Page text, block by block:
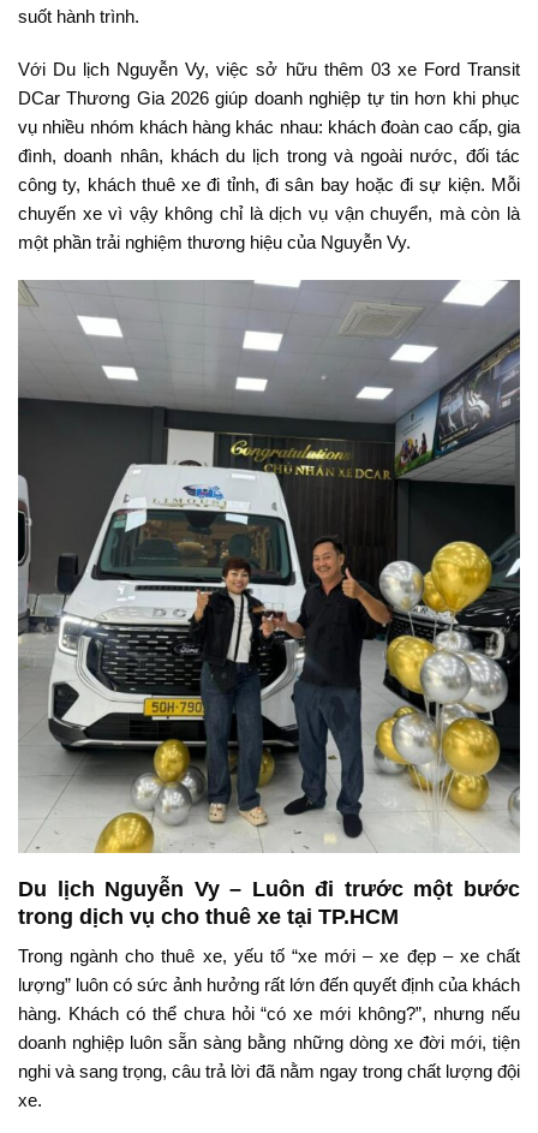
suốt hành trình.
Với Du lịch Nguyễn Vy, việc sở hữu thêm 03 xe Ford Transit
DCar Thương Gia 2026 giúp doanh nghiệp tự tin hơn khi phục
vụ nhiều nhóm khách hàng khác nhau: khách đoàn cao cấp, gia
đình, doanh nhân, khách du lịch trong và ngoài nước, đối tác
công ty, khách thuê xe đi tỉnh, đi sân bay hoặc đi sự kiện. Mỗi
chuyến xe vì vậy không chỉ là dịch vụ vận chuyển, mà còn là
một phần trải nghiệm thương hiệu của Nguyễn Vy.
Du lịch Nguyễn Vy – Luôn đi trước một bước
trong dịch vụ cho thuê xe tại TP.HCM
Trong ngành cho thuê xe, yếu tố “xe mới – xe đẹp – xe chất
lượng” luôn có sức ảnh hưởng rất lớn đến quyết định của khách
hàng. Khách có thể chưa hỏi “có xe mới không?”, nhưng nếu
doanh nghiệp luôn sẵn sàng bằng những dòng xe đời mới, tiện
nghi và sang trọng, câu trả lời đã nằm ngay trong chất lượng đội
xe.